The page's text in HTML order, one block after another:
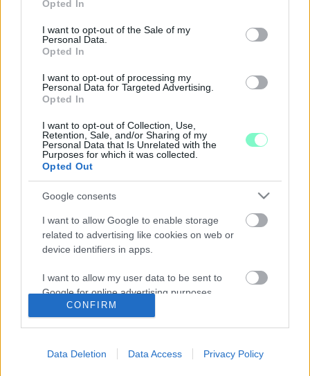
use your data for below specified purposes in below Google
consent section.
Opted In
I want to opt-out of the Sale of my
Personal Data.
Opted In
I want to opt-out of processing my
Personal Data for Targeted Advertising.
Opted In
I want to opt-out of Collection, Use,
Retention, Sale, and/or Sharing of my
Personal Data that Is Unrelated with the
Purposes for which it was collected.
Opted Out
Google consents
I want to allow Google to enable storage
related to advertising like cookies on web or
device identifiers in apps.
I want to allow my user data to be sent to
Google for online advertising purposes.
I want to allow Google to send me
CONFIRM
Data Deletion Data Access Privacy Policy
sokat elárul arról, hogyan viszonyultak valójában a Győr+
PINTÉR BENCE KITÁLALT A GYŐR+
PÉNZÜGYEIRŐL: MILLIÓK MENTEK FIDESZES
2026. május. 20. 14:36
A polgármester szerint a városi médiacég nem közszolgálati
százmilliók égtek el.
PORTFÓLIÓ CSÖKKENTÉS, BRUTÁLIS
LEÉPÍTÉS, CSŐD FELÉ ROBOG A GYŐR+
2026. május. 12. 12:25
Úgy néz ki, nincs senki, aki vállalná a felelősséget. A tulajdonosi
jogokat gyakorló bizottság elnöke Fekete Dávid elérhetetlen. A
ügyvezető Tóth Rebeka ránk tette a telefont.
FEKETE DÁVID HANGULATKELTÉSRŐL BESZÉL
- SZERINTE HAMIS KONTEXTUSBA AKARJÁK
KAPCSÁN
2026. Április. 29. 09:03
Viszont végre szabadon lehet kommentelni a posztja alatt.
FEKETE DÁVID KÖZÖSSÉGI OLDALÁN